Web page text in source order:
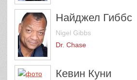
Найджел Гиббс
Nigel Gibbs
Dr. Chase
Кевин Куни